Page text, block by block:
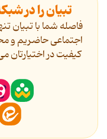
تبیان را در
فاصله شما با تبیان
اجتماعی حاضریم و
کیفیت در اختیارتان